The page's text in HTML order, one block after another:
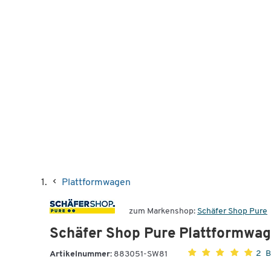
Plattformwagen
zum Markenshop: Schäfer Shop Pure
Schäfer Shop Pure
Artikelnummer: 883051-SW81 2